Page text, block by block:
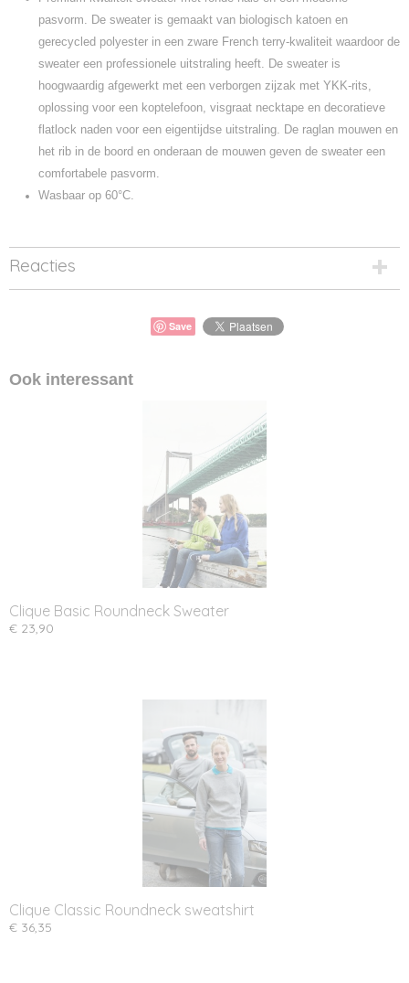
pasvorm. De sweater is gemaakt van biologisch katoen en
gerecycled polyester in een zware French terry-kwaliteit waardoor de
sweater een professionele uitstraling heeft. De sweater is
hoogwaardig afgewerkt met een verborgen zijzak met YKK-rits,
oplossing voor een koptelefoon, visgraat necktape en decoratieve
flatlock naden voor een eigentijdse uitstraling. De raglan mouwen en
het rib in de boord en onderaan de mouwen geven de sweater een
comfortabele pasvorm.
Wasbaar op 60°C.
Reacties
Save
Ook interessant
Clique Basic Roundneck Sweater
€ 23,90
Clique Classic Roundneck sweatshirt
€ 36,35